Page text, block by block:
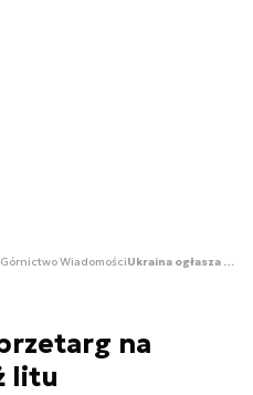
Górnictwo Wiadomości Ukraina ogłasza przetarg na eksploatację złóż litu
na
litu